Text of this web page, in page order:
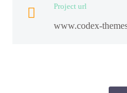
 Project url
www.codex-